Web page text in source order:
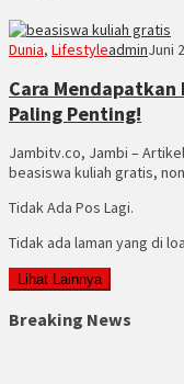
Dunia, LifestyleadminJuni
Cara Mendapatkan
Paling Penting!
Jambitv.co, Jambi –
beasiswa kuliah gratis,
Tidak Ada Pos Lagi.
Tidak ada laman yang di
Lihat Lainnya
Breaking News